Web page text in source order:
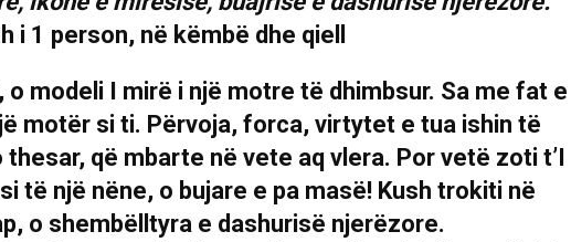
modeli I mirë i një motre të dhimbsur. Sa me fat e
motër si ti. Përvoja, forca, virtytet e tua ishin të
që mbarte në vete aq vlera. Por vetë zoti t’I
të një nëne, o bujare e pa masë! Kush trokiti në
o shembëlltyra e dashurisë njerëzore.